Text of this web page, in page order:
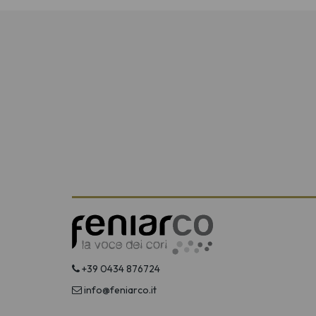
+39 0434 876724
info@feniarco.it